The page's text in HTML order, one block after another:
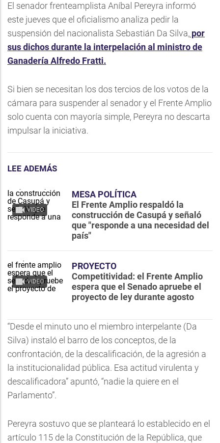
El senador frenteamplista Aníbal Pereyra informó
este jueves que el oficialismo analiza pedir la
suspensión del nacionalista Sebastián Da Silva, por
sus dichos durante la interpelación al ministro de
Ganadería Alfredo Fratti.
Si bien se necesitan los dos tercios de los votos de la
cámara para suspender al senador y el Frente Amplio
solo cuenta con mayoría simple, Pereyra no descarta
impulsar la iniciativa.
LEE ADEMÁS
VIDEO
MESA POLÍTICA
El Frente Amplio respaldó la
construcción de Casupá y señaló
que "responde a una necesidad del
país"
VIDEO
PROYECTO
Competitividad: el Frente Amplio
espera que el Senado apruebe el
proyecto de ley durante agosto
“Desde el minuto uno el miembro interpelante (Da
Silva) instaló el barro de los conceptos, de la
confrontación, de la descalificación, de la agresión a
la institucionalidad pública. Esa actitud virulenta y
descalificadora” apuntó, “nadie la quiere en el
Parlamento”.
Pereyra sostuvo que se planteará lo establecido en el
artículo 115 de la Constitución de la República, que